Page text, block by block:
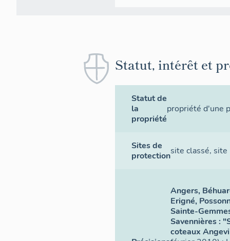
Statut, intérêt et
Statut de
la
propriété
propriété d'une
Sites de
protectionsite classé, site
Angers,
Erigné,
Sainte-
Savennières :
coteaux